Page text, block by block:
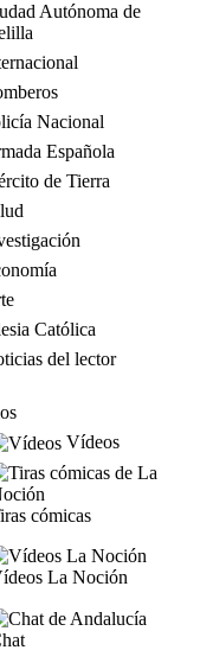
Autónoma de
Nacional
Española
de Tierra
Católica
del lector
Vídeos
cómicas
La Noción